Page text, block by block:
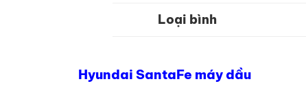
Loại bình
Hyundai SantaFe máy dầu